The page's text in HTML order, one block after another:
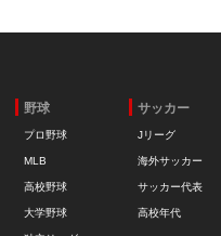
野球
プロ野球
MLB
高校野球
大学野球
サッカー
Jリーグ
海外サッカー
サッカー代表
高校年代